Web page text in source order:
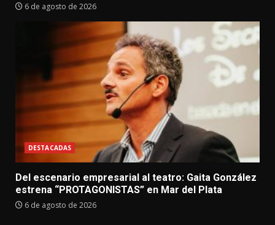
6 de agosto de 2026
DESTACADAS
Del escenario empresarial al teatro: Gaita González
estrena “PROTAGONISTAS” en Mar del Plata
6 de agosto de 2026